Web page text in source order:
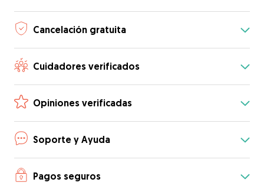
Cancelación gratuita
Cuidadores verificados
Opiniones verificadas
Soporte y Ayuda
Pagos seguros